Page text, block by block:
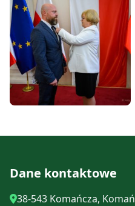
Dane kontaktowe
38-543 Komańcza,